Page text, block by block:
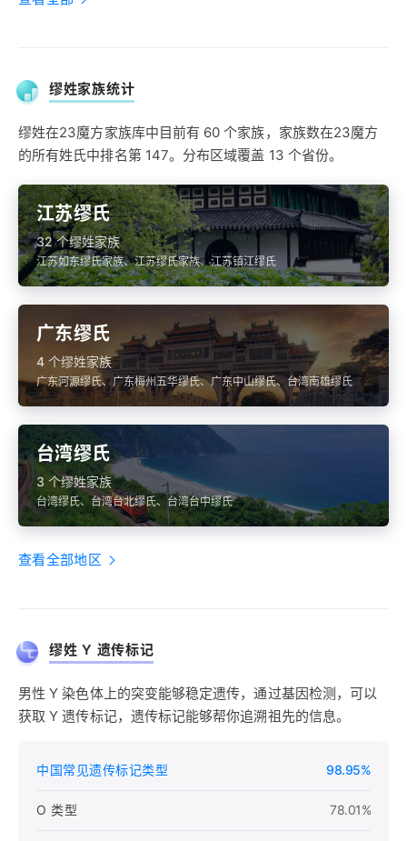
缪姓家族统计
缪姓在23魔方家族库中目前有 60 个家族，家族数在23魔方
的所有姓氏中排名第 147。分布区域覆盖 13 个省份。
江苏缪氏
32 个缪姓家族
江苏如东缪氏家族、江苏缪氏家族、江苏镇江缪氏
广东缪氏
4 个缪姓家族
广东河源缪氏、广东梅州五华缪氏、广东中山缪氏、台湾南雄缪氏
台湾缪氏
3 个缪姓家族
台湾缪氏、台湾台北缪氏、台湾台中缪氏
查看全部地区
缪姓 Y 遗传标记
男性 Y 染色体上的突变能够稳定遗传，通过基因检测，可以
获取 Y 遗传标记，遗传标记能够帮你追溯祖先的信息。
中国常见遗传标记类型 98.95%
O 类型 78.01%